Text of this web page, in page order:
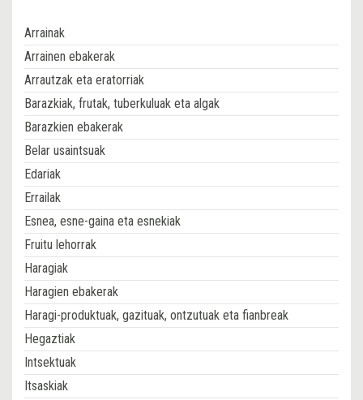
Arrainak
Arrainen ebakerak
Arrautzak eta eratorriak
Barazkiak, frutak, tuberkuluak eta algak
Barazkien ebakerak
Belar usaintsuak
Edariak
Errailak
Esnea, esne-gaina eta esnekiak
Fruitu lehorrak
Haragiak
Haragien ebakerak
Haragi-produktuak, gazituak, ontzutuak eta fianbreak
Hegaztiak
Intsektuak
Itsaskiak